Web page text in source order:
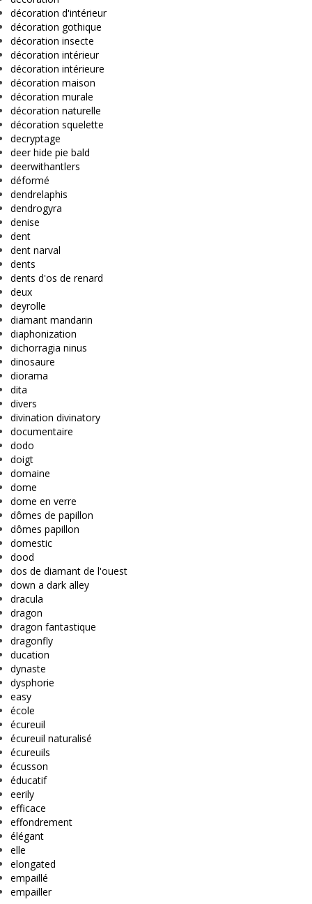
décoration d'intérieur
décoration gothique
décoration insecte
décoration intérieur
décoration intérieure
décoration maison
décoration murale
décoration naturelle
décoration squelette
decryptage
deer hide pie bald
deerwithantlers
déformé
dendrelaphis
dendrogyra
denise
dent
dent narval
dents
dents d'os de renard
deux
deyrolle
diamant mandarin
diaphonization
dichorragia ninus
dinosaure
diorama
dita
divers
divination divinatory
documentaire
dodo
doigt
domaine
dome
dome en verre
dômes de papillon
dômes papillon
domestic
dood
dos de diamant de l'ouest
down a dark alley
dracula
dragon
dragon fantastique
dragonfly
ducation
dynaste
dysphorie
easy
école
écureuil
écureuil naturalisé
écureuils
écusson
éducatif
eerily
efficace
effondrement
élégant
elle
elongated
empaillé
empailler